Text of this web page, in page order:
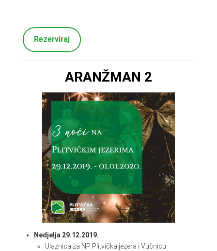
Rezerviraj
ARANŽMAN 2
Nedjelja 29.12.2019.
Ulaznica za NP Plitvička jezera i Vučnicu